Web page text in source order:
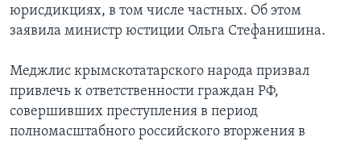
юрисдикциях, в том числе частных. Об этом
заявила министр юстиции Ольга Стефанишина.
Меджлис крымскотатарского народа призвал
привлечь к ответственности граждан РФ,
совершивших преступления в период
полномасштабного российского вторжения в